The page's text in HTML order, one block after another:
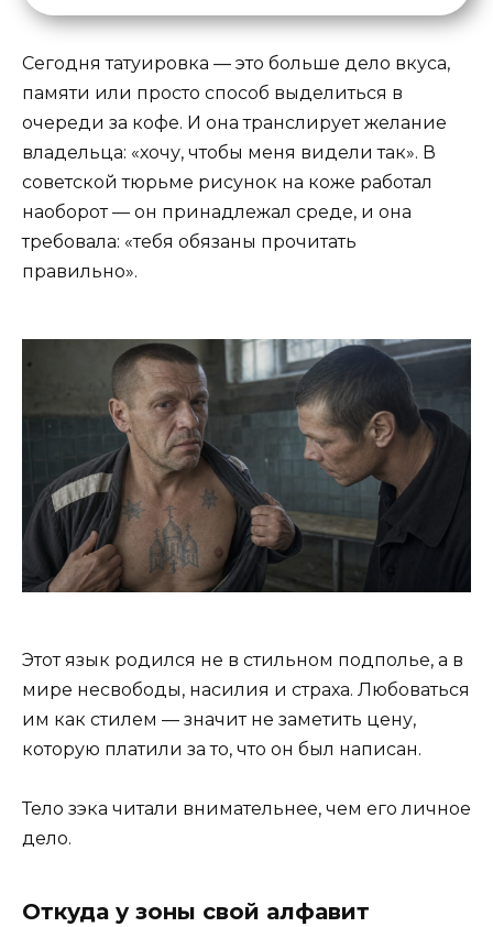
Сегодня татуировка — это больше дело вкуса,
памяти или просто способ выделиться в
очереди за кофе. И она транслирует желание
владельца: «хочу, чтобы меня видели так». В
советской тюрьме рисунок на коже работал
наоборот — он принадлежал среде, и она
требовала: «тебя обязаны прочитать
правильно».
Этот язык родился не в стильном подполье, а в
мире несвободы, насилия и страха. Любоваться
им как стилем — значит не заметить цену,
которую платили за то, что он был написан.
Тело зэка читали внимательнее, чем его личное
дело.
Откуда у зоны свой алфавит